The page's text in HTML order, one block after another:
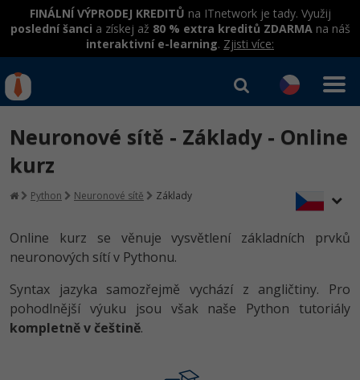
FINÁLNÍ VÝPRODEJ KREDITŮ na ITnetwork je tady. Využij
poslední šanci a získej až 80 % extra kreditů ZDARMAna náš
interaktivní e-learning. Zjisti více:
Workshopy zdarma
Umělá inteligence v praxi
Školení
Objektové programování - OOP
Školení dle technologií
C# .NET
Kurzy IT profesí
Programátor WWW aplikací
Senior programátor
Front-end developer
Vývojář mobilních aplikací
Kurzy programování
Jak začít?
Java -80%
C#.NET -80%
Přihlásit se | Registrovat
Neuronové sítě - Základy - Online
kurz
Python Neuronové sítě Základy
Online kurz se věnuje vysvětlení základních prvků
neuronových sítí v Pythonu.
Syntax jazyka samozřejmě vychází z angličtiny. Pro
pohodlnější výuku jsou však naše Python tutoriály
kompletně v češtině.